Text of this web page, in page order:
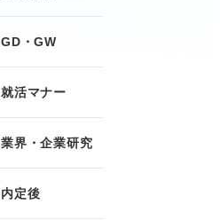
GD・GW
就活マナー
業界・企業研究
内定後